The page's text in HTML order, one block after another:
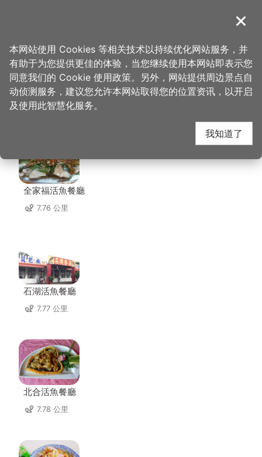
導覽
首页 > 想去的地方 > 美食、购物 > 廖心兰豆干店
廖心兰豆干店 周边店家
全家福活魚餐廳
7.76 公里
石湖活魚餐廳
7.77 公里
北合活魚餐廳
7.78 公里
关闭
本网站使用 Cookies 等相关技术以持续优化网站服务，并
有助于为您提供更佳的体验，当您继续使用本网站即表示您
同意我们的 Cookie 使用政策。另外，网站提供周边景点自
动侦测服务，建议您允许本网站取得您的位置资讯，以开启
及使用此智慧化服务。
我知道了